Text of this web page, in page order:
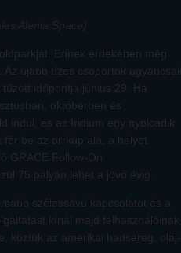
Alenia Space)
Ennek érdekében még
újabb tízes csoportok ugyancsak
időpontja június 29. Ha
októberben és
indul, és az Iridium egy nyolcadik
be az orrkúp alá, a helyet
GRACE Follow-On
75 pályán lehet a jövő évig.
szélessávú kapcsolatot és a
kínál majd felhasználóinak.
köztük az amerikai hadsereg, olaj-